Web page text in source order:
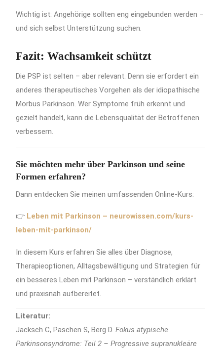
Wichtig ist: Angehörige sollten eng eingebunden werden –
und sich selbst Unterstützung suchen.
Fazit: Wachsamkeit schützt
Die PSP ist selten – aber relevant. Denn sie erfordert ein
anderes therapeutisches Vorgehen als der idiopathische
Morbus Parkinson. Wer Symptome früh erkennt und
gezielt handelt, kann die Lebensqualität der Betroffenen
verbessern.
Sie möchten mehr über Parkinson und seine
Formen erfahren?
Dann entdecken Sie meinen umfassenden Online-Kurs:
👉 Leben mit Parkinson – neurowissen.com/kurs-
leben-mit-parkinson/
In diesem Kurs erfahren Sie alles über Diagnose,
Therapieoptionen, Alltagsbewältigung und Strategien für
ein besseres Leben mit Parkinson – verständlich erklärt
und praxisnah aufbereitet.
Literatur:
Jacksch C, Paschen S, Berg D.Fokus atypische
Parkinsonsyndrome: Teil 2 – Progressive supranukleäre